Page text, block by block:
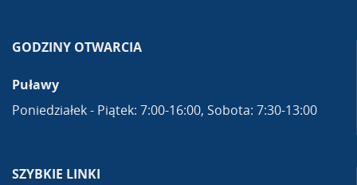
GODZINY OTWARCIA
Puławy
Poniedziałek - Piątek: 7:00-16:00, Sobota: 7:30-13:00
SZYBKIE LINKI